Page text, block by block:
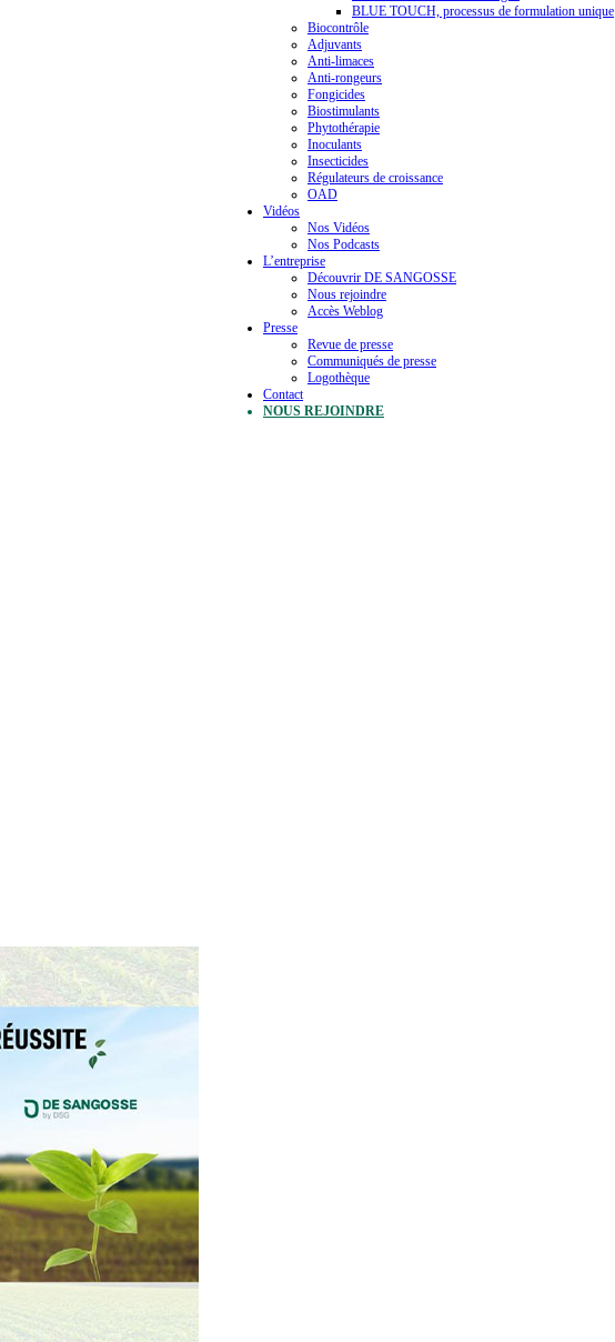
BLUE TOUCH, processus de formulation unique
Biocontrôle
Adjuvants
Anti-limaces
Anti-rongeurs
Fongicides
Biostimulants
Phytothérapie
Inoculants
Insecticides
Régulateurs de croissance
OAD
Vidéos
Nos Vidéos
Nos Podcasts
L’entreprise
Découvrir DE SANGOSSE
Nous rejoindre
Accès Weblog
Presse
Revue de presse
Communiqués de presse
Logothèque
Contact
NOUS REJOINDRE